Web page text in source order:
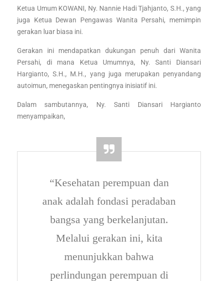
Ketua Umum KOWANI, Ny. Nannie Hadi Tjahjanto, S.H., yang
juga Ketua Dewan Pengawas Wanita Persahi, memimpin
gerakan luar biasa ini.
Gerakan ini mendapatkan dukungan penuh dari Wanita
Persahi, di mana Ketua Umumnya, Ny. Santi Diansari
Hargianto, S.H., M.H., yang juga merupakan penyandang
autoimun, menegaskan pentingnya inisiatif ini.
Dalam sambutannya, Ny. Santi Diansari Hargianto
menyampaikan,
“Kesehatan perempuan dan
anak adalah fondasi peradaban
bangsa yang berkelanjutan.
Melalui gerakan ini, kita
menunjukkan bahwa
perlindungan perempuan di